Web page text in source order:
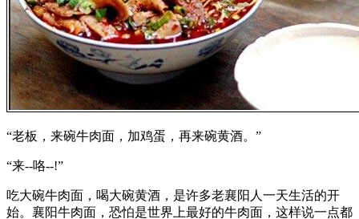
“老板，来碗牛肉面，加鸡蛋，再来碗黄酒。”
“来--咯--!”
吃大碗牛肉面，喝大碗黄酒，是许多老襄阳人一天生活的开
始。襄阳牛肉面，恐怕是世界上最好的牛肉面，这样说一点都